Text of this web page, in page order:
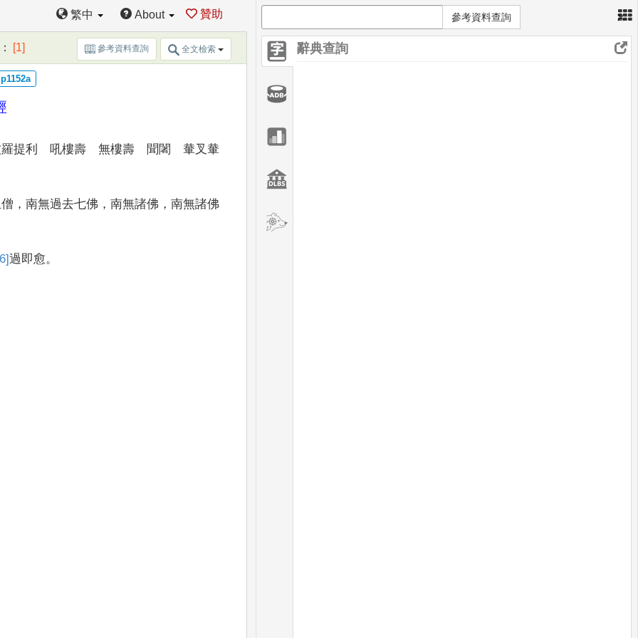
繁中 About 贊助
： [1] 參考資料查詢 全文檢索
提利 吼樓壽 無樓壽 聞闍 輂叉輂
， 南無過去七佛 ， 南無諸佛 ， 南無諸佛
過即愈。
×
參考資料查詢
辭典查詢